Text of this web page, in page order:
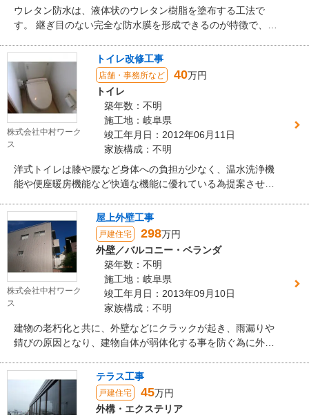
ウレタン防水は、液体状のウレタン樹脂を塗布する工法で
す。 継ぎ目のない完全な防水膜を形成できるのが特徴で、綺
株式会社中村ワーク
ス
トイレ改修工事
店舗・事務所など 40万円
トイレ
築年数：不明
施工地：岐阜県
竣工年月日：2012年06月11日
家族構成：不明
洋式トイレは膝や腰など身体への負担が少なく、温水洗浄機
能や便座暖房機能など快適な機能に優れている為提案させて
株式会社中村ワーク
ス
屋上外壁工事
戸建住宅 298万円
外壁／バルコニー・ベランダ
築年数：不明
施工地：岐阜県
竣工年月日：2013年09月10日
家族構成：不明
建物の老朽化と共に、外壁などにクラックが起き、雨漏りや
錆びの原因となり、建物自体が弱体化する事を防ぐ為に外
テラス工事
戸建住宅 45万円
外構・エクステリア